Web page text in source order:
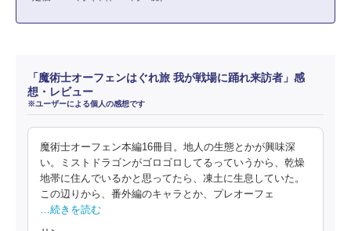
「魔術士オーフェンはぐれ旅 我が戦場に踊れ来訪者」感
想・レビュー
※ユーザーによる個人の感想です
魔術士オーフェン本編16冊目。地人の生態とかが興味深
い。ミストドラゴンがゴロゴロしてるっていうから、乾燥
地帯に住んでいるかと思ってたら、凍土に生息していた。
この辺りから、番外編のキャラとか、プレオーフェ
…続きを読む